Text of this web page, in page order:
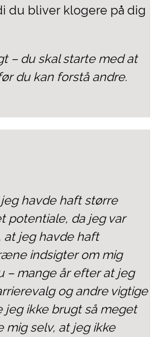
du bliver klogere på dig
– du skal starte med at
du kan forstå andre.
jeg havde haft større
potentiale, da jeg var
at jeg havde haft
indsigter om mig
– mange år efter at jeg
og andre vigtige
jeg ikke brugt så meget
selv, at jeg ikke